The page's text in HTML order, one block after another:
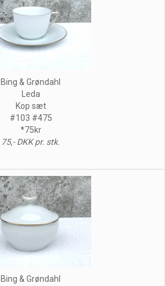
Bing & Grøndahl
Leda
Kop sæt
#103 #475
*75kr
75,- DKK pr. stk.
Bing & Grøndahl